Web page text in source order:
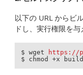
以下の URL からビ
ドし、実行権限を与
$ wget
https://
$ chmod +x